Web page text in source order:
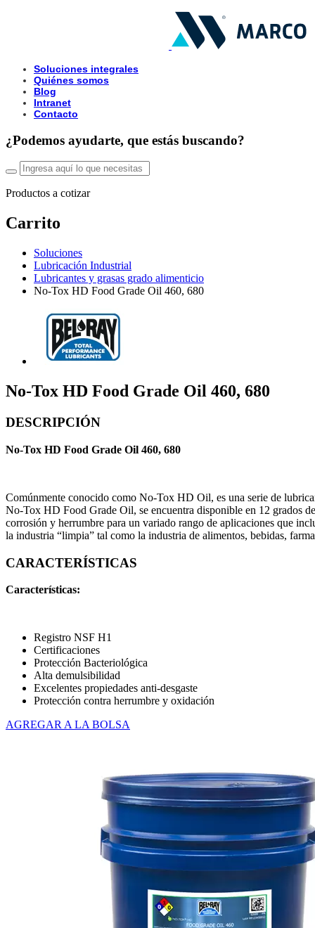
Soluciones integrales
Quiénes somos
Blog
Intranet
Contacto
¿Podemos ayudarte, que estás buscando?
Productos a cotizar
Carrito
Soluciones
Lubricación Industrial
Lubricantes y grasas grado alimenticio
No-Tox HD Food Grade Oil 460, 680
No-Tox HD Food Grade Oil 460, 680
DESCRIPCIÓN
No-Tox HD Food Grade Oil 460, 680
Comúnmente conocido como No-Tox HD Oil, es una serie de
No-Tox HD Food Grade Oil, se encuentra disponible en 12 grados
corrosión y herrumbre para un variado rango de aplicaciones que
la industria “limpia” tal como la industria de alimentos, bebidas,
CARACTERÍSTICAS
Características:
Registro NSF H1
Certificaciones
Protección Bacteriológica
Alta demulsibilidad
Excelentes propiedades anti-desgaste
Protección contra herrumbre y oxidación
AGREGAR A LA BOLSA